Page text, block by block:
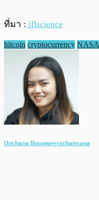
ที่มา : iflscience
bitcoin cryptocurrency NASA
Unchana Boonweerachaimana